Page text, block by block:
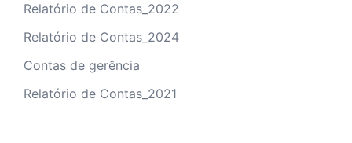
Relatório de Contas_2022
Relatório de Contas_2024
Contas de gerência
Relatório de Contas_2021